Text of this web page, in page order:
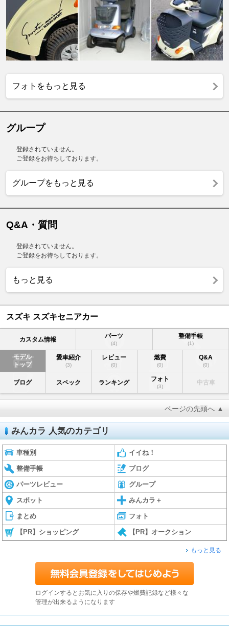
フォトをもっと見る
グループ
登録されていません。
ご登録をお待ちしております。
グループをもっと見る
Q&A・質問
登録されていません。
ご登録をお待ちしております。
もっと見る
スズキ スズキセニアカー
カスタム情報 パーツ
(4)
整備手帳
(1)
モデル
トップ
愛車紹介
(3)
レビュー
(0)
燃費
(0)
Q&A
(0)
ブログ スペック ランキング フォト
(3)
中古車
ページの先頭へ ▲
みんカラ 人気のカテゴリ
車種別 イイね！
整備手帳 ブログ
パーツレビュー グループ
スポット みんカラ＋
まとめ フォト
【PR】ショッピング 【PR】オークション
もっと見る
ログインするとお気に入りの保存や燃費記録など様々な
管理が出来るようになります